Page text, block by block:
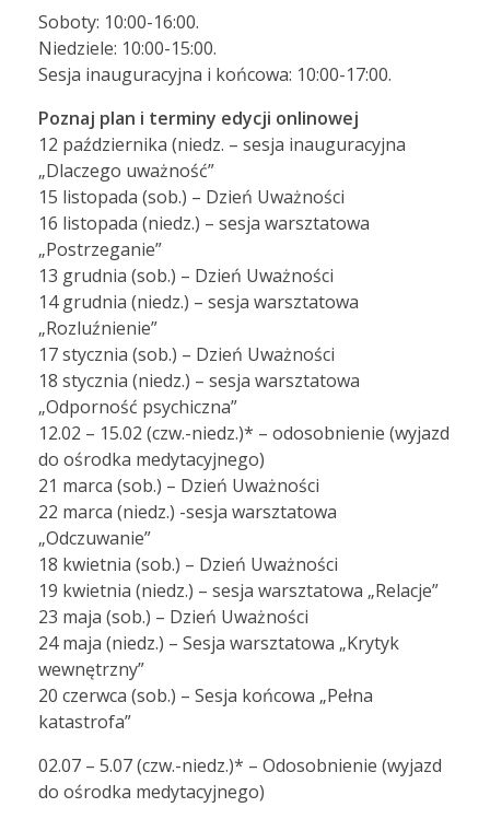
Soboty: 10:00-16:00.
Niedziele: 10:00-15:00.
Sesja inauguracyjna i końcowa: 10:00-17:00.
Poznaj plan i terminy edycji onlinowej
12 października (niedz. – sesja inauguracyjna
„Dlaczego uważność”
15 listopada (sob.) – Dzień Uważności
16 listopada (niedz.) – sesja warsztatowa
„Postrzeganie”
13 grudnia (sob.) – Dzień Uważności
14 grudnia (niedz.) – sesja warsztatowa
„Rozluźnienie”
17 stycznia (sob.) – Dzień Uważności
18 stycznia (niedz.) – sesja warsztatowa
„Odporność psychiczna”
12.02 – 15.02 (czw.-niedz.)* – odosobnienie (wyjazd
do ośrodka medytacyjnego)
21 marca (sob.) – Dzień Uważności
22 marca (niedz.) -sesja warsztatowa
„Odczuwanie”
18 kwietnia (sob.) – Dzień Uważności
19 kwietnia (niedz.) – sesja warsztatowa „Relacje”
23 maja (sob.) – Dzień Uważności
24 maja (niedz.) – Sesja warsztatowa „Krytyk
wewnętrzny”
20 czerwca (sob.) – Sesja końcowa „Pełna
katastrofa”
02.07 – 5.07 (czw.-niedz.)* – Odosobnienie (wyjazd
do ośrodka medytacyjnego)